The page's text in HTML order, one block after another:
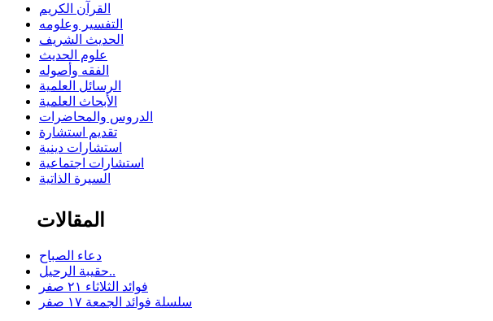
القرآن الكريم
التفسير وعلومه
الحديث الشريف
علوم الحديث
الفقه وأصوله
الرسائل العلمية
الأبحاث العلمية
الدروس والمحاضرات
تقديم استشارة
استشارات دينية
استشارات اجتماعية
السيرة الذاتية
المقالات
دعاء الصباح
حقيبة الرحيل..
فوائد الثلاثاء ٢١ صفر
سلسلة فوائد الجمعة ١٧ صفر